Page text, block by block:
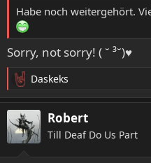
Habe noch weitergehört.
Sorry, not sorry! ( ˘ ³˘)♥
R
e
a
k
t
Daskeks
Robert
Till Deaf Do Us Part